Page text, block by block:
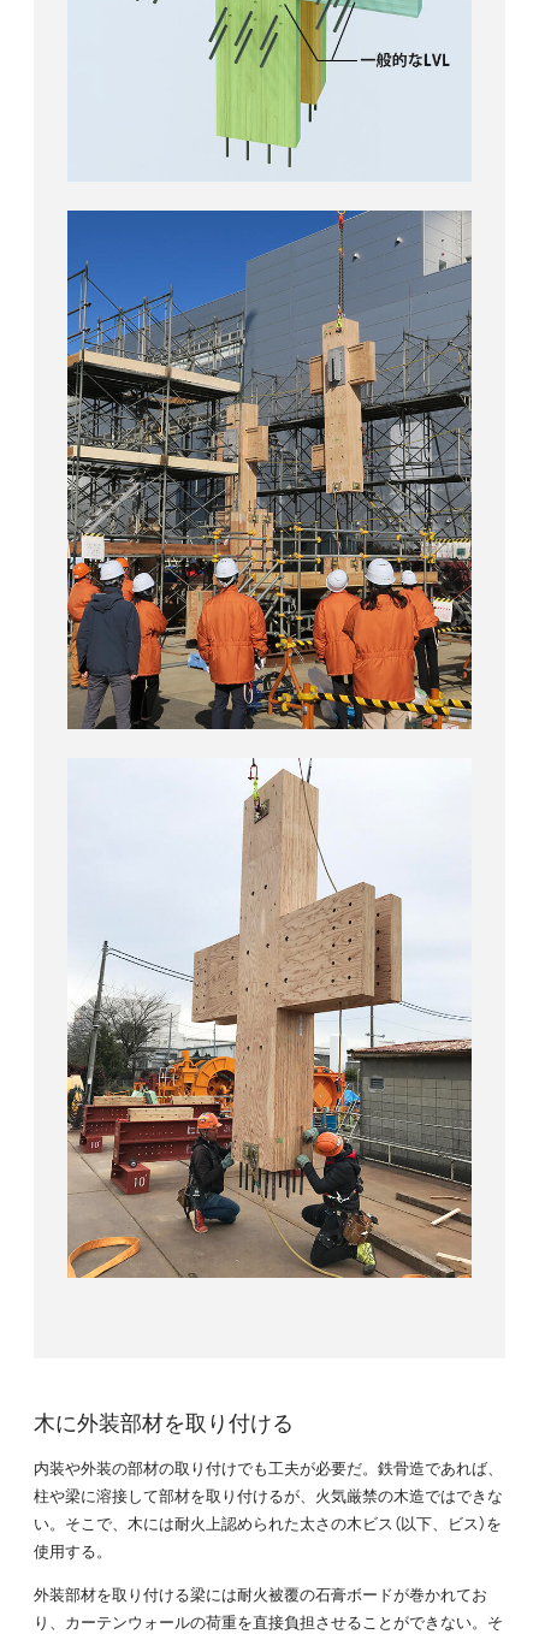
木に外装部材を取り付ける
内装や外装の部材の取り付けでも工夫が必要だ。鉄骨造であれば、
柱や梁に溶接して部材を取り付けるが、火気厳禁の木造ではできな
い。そこで、木には耐火上認められた太さの木ビス（以下、ビス）を
使用する。
外装部材を取り付ける梁には耐火被覆の石膏ボードが巻かれてお
り、カーテンウォールの荷重を直接負担させることができない。そ